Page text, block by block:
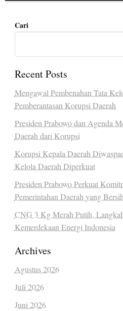
Cari
Recent Posts
Mengawal Pembenahan Tata
Pemberantasan Korupsi Daerah
Presiden Prabowo dan Agenda
Daerah dari Korupsi
Korupsi Kepala Daerah
Kelola Daerah Diperkuat
Presiden Prabowo Perkuat
Pemerintahan Daerah yang
CNG 3 Kg Merah Putih,
Kemerdekaan Energi Indonesia
Archives
Agustus 2026
Juli 2026
Juni 2026